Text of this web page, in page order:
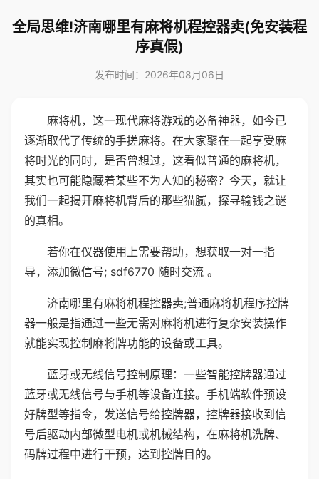
全局思维!济南哪里有麻将机程控器卖(免安装程
序真假)
发布时间：2026年08月06日
麻将机，这一现代麻将游戏的必备神器，如今已
逐渐取代了传统的手搓麻将。在大家聚在一起享受麻
将时光的同时，是否曾想过，这看似普通的麻将机，
其实也可能隐藏着某些不为人知的秘密？今天，就让
我们一起揭开麻将机背后的那些猫腻，探寻输钱之谜
的真相。
若你在仪器使用上需要帮助，想获取一对一指
导，添加微信号; sdf6770 随时交流 。
济南哪里有麻将机程控器卖;普通麻将机程序控牌
器一般是指通过一些无需对麻将机进行复杂安装操作
就能实现控制麻将牌功能的设备或工具。
蓝牙或无线信号控制原理：一些智能控牌器通过
蓝牙或无线信号与手机等设备连接。手机端软件预设
好牌型等指令，发送信号给控牌器，控牌器接收到信
号后驱动内部微型电机或机械结构，在麻将机洗牌、
码牌过程中进行干预，达到控牌目的。